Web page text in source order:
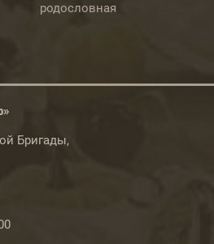
родословная
Бригады,